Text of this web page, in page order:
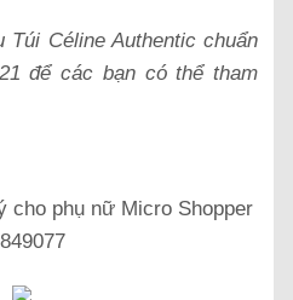
Céline Authentic chuẩn
để các bạn có thể tham
cho phụ nữ Micro Shopper